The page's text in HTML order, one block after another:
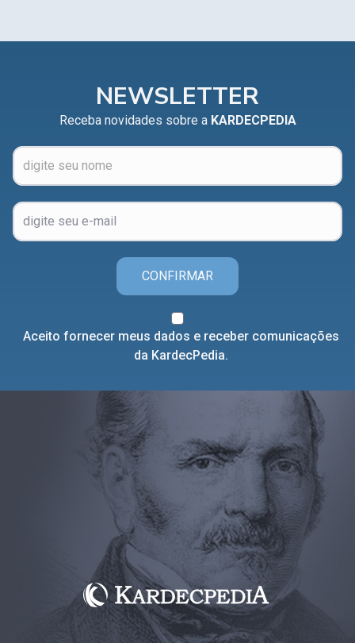
NEWSLETTER
Receba novidades sobre a KARDECPEDIA
CONFIRMAR
Aceito fornecer meus dados e receber comunicações
da KardecPedia.